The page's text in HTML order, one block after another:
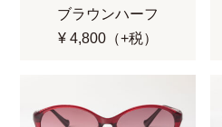
ブラウンハーフ
¥ 4,800（+税）